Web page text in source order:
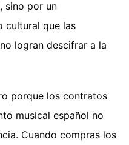
sino por un
cultural que las
logran descifrar a la
porque los contratos
musical español no
Cuando compras los